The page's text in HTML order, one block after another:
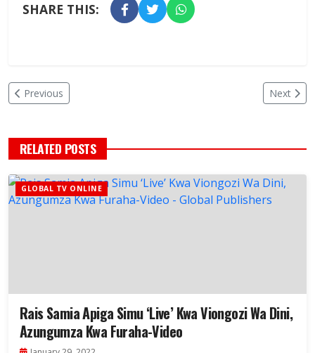
SHARE THIS:
Previous Next
RELATED POSTS
GLOBAL TV ONLINE
Rais Samia Apiga Simu ‘Live’ Kwa Viongozi Wa Dini,
Azungumza Kwa Furaha-Video